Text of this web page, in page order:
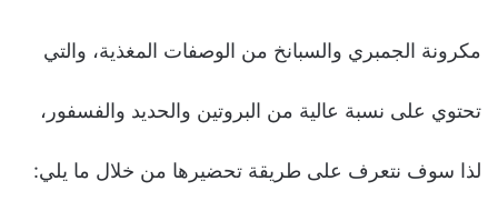
مكرونة الجمبري والسبانخ من الوصفات المغذية، والتي
تحتوي على نسبة عالية من البروتين والحديد والفسفور،
لذا سوف نتعرف على طريقة تحضيرها من خلال ما يلي: